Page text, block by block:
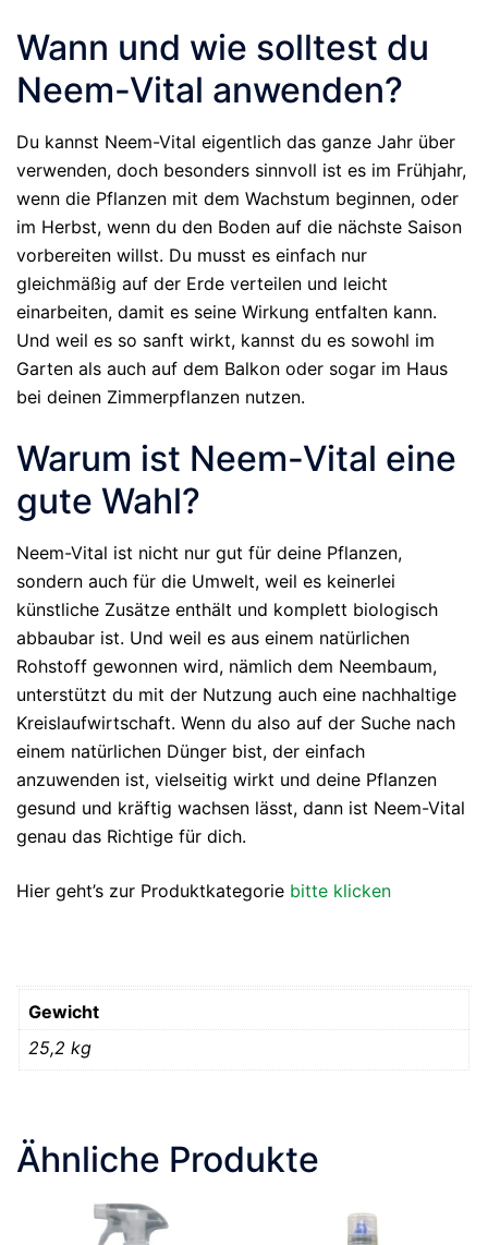
Wann und wie solltest du
Neem-Vital anwenden?
Du kannst Neem-Vital eigentlich das ganze Jahr über
verwenden, doch besonders sinnvoll ist es im Frühjahr,
wenn die Pflanzen mit dem Wachstum beginnen, oder
im Herbst, wenn du den Boden auf die nächste Saison
vorbereiten willst. Du musst es einfach nur
gleichmäßig auf der Erde verteilen und leicht
einarbeiten, damit es seine Wirkung entfalten kann.
Und weil es so sanft wirkt, kannst du es sowohl im
Garten als auch auf dem Balkon oder sogar im Haus
bei deinen Zimmerpflanzen nutzen.
Warum ist Neem-Vital eine
gute Wahl?
Neem-Vital ist nicht nur gut für deine Pflanzen,
sondern auch für die Umwelt, weil es keinerlei
künstliche Zusätze enthält und komplett biologisch
abbaubar ist. Und weil es aus einem natürlichen
Rohstoff gewonnen wird, nämlich dem Neembaum,
unterstützt du mit der Nutzung auch eine nachhaltige
Kreislaufwirtschaft. Wenn du also auf der Suche nach
einem natürlichen Dünger bist, der einfach
anzuwenden ist, vielseitig wirkt und deine Pflanzen
gesund und kräftig wachsen lässt, dann ist Neem-Vital
genau das Richtige für dich.
Hier geht’s zur Produktkategorie bitte klicken
Gewicht
25,2 kg
Ähnliche Produkte